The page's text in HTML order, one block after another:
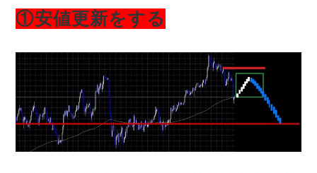
①安値更新をする